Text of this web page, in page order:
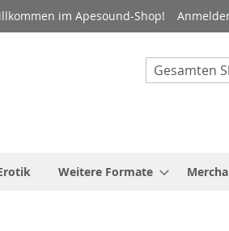
im Apesound-Shop!
Suche
Weitere Formate